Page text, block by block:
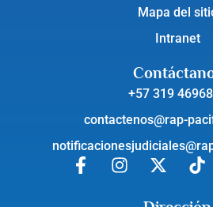
Mapa del
Intranet
+57 319
contactenos@rap-